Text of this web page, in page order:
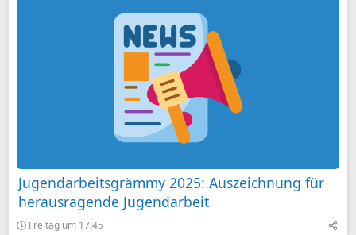
Jugendarbeitsgrämmy 2025: Auszeichnung für
herausragende Jugendarbeit
Freitag um 17:45